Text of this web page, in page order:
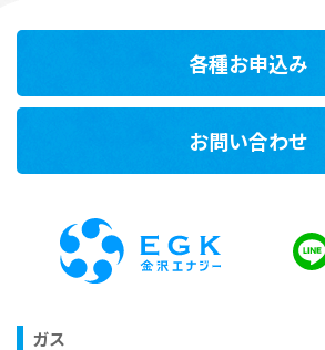
各種お申込み
お問い合わせ
ガス